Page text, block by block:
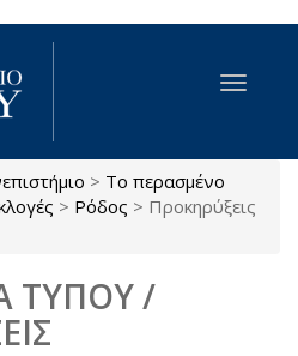
Toggle
> Το περασμένο
> Ρόδος > Προκηρύξεις
ΤΥΠΟΥ /